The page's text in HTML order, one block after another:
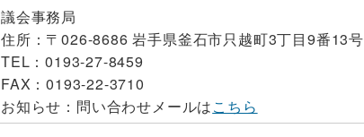
議会事務局
住所： 〒026-8686 岩手県釜石市只越町3丁目9番13号
TEL：0193-27-8459
FAX：0193-22-3710
お知らせ： 問い合わせメールはこちら